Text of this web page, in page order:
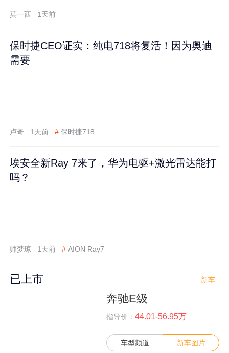
莫一西 1天前
保时捷CEO证实：纯电718将复活！因为奥迪
需要
卢奇 1天前 # 保时捷718
埃安全新Ray 7来了，华为电驱+激光雷达能打
吗？
师梦琼 1天前 # AION Ray7
已上市 新车
奔驰E级
指导价： 44.01-56.95万
车型频道 新车图片